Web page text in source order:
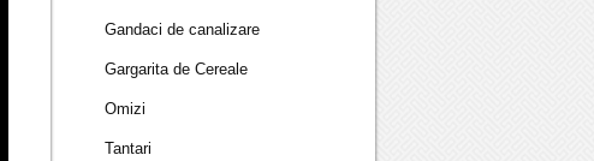
Gandaci de canalizare
Gargarita de Cereale
Omizi
Tantari